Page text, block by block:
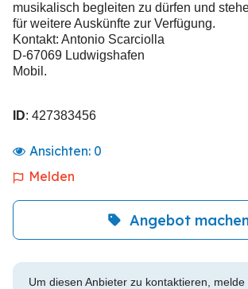
musikalisch begleiten zu dürfen und
für weitere Auskünfte zur Verfügung.
Kontakt: Antonio Scarciolla
D-67069 Ludwigshafen
Mobil.
ID: 427383456
Ansichten: 0
Melden
Angebot
Um diesen Anbieter zu kontaktieren,